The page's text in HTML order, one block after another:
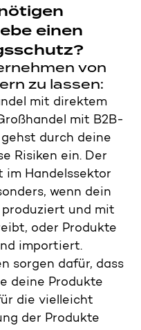
einen
von
zu lassen:
mit direktem
mit B2B-
durch deine
Risiken ein. Der
Handelssektor
wenn dein
und mit
oder Produkte
importiert.
sorgen dafür, dass
deine Produkte
die vielleicht
der Produkte